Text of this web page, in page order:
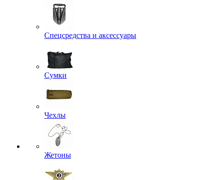
Спецсредства и аксессуары
Сумки
Чехлы
Жетоны